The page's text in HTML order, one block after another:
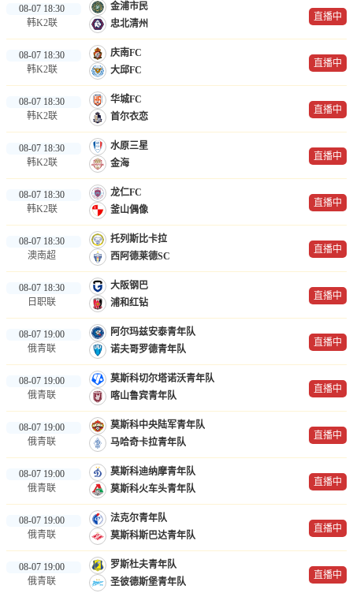
08-07 18:30
韩K2联
金浦市民
忠北清州
直播中
08-07 18:30
韩K2联
庆南FC
大邱FC
直播中
08-07 18:30
韩K2联
华城FC
首尔衣恋
直播中
08-07 18:30
韩K2联
水原三星
金海
直播中
08-07 18:30
韩K2联
龙仁FC
釜山偶像
直播中
08-07 18:30
澳南超
托列斯比卡拉
西阿德莱德SC
直播中
08-07 18:30
日职联
大阪钢巴
浦和红钻
直播中
08-07 19:00
俄青联
阿尔玛兹安泰青年队
诺夫哥罗德青年队
直播中
08-07 19:00
俄青联
莫斯科切尔塔诺沃青年队
喀山鲁宾青年队
直播中
08-07 19:00
俄青联
莫斯科中央陆军青年队
马哈奇卡拉青年队
直播中
08-07 19:00
俄青联
莫斯科迪纳摩青年队
莫斯科火车头青年队
直播中
08-07 19:00
俄青联
法克尔青年队
莫斯科斯巴达青年队
直播中
08-07 19:00
俄青联
罗斯杜夫青年队
圣彼德斯堡青年队
直播中